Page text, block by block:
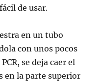
de usar.
en un tubo
con unos pocos
se deja caer el
en la parte superior